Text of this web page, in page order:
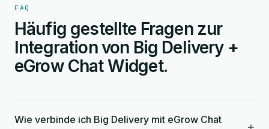
FAQ
Häufig gestellte Fragen zur
Integration von Big Delivery +
eGrow Chat Widget.
Wie verbinde ich Big Delivery mit eGrow Chat